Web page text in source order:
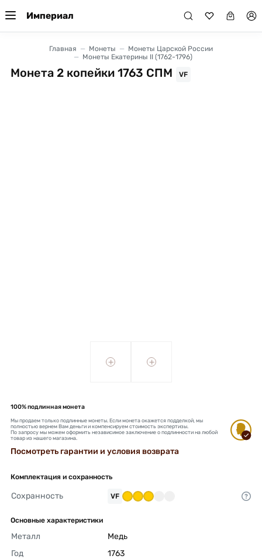
Империал
Главная Монеты
Монеты Царской России
Монеты Екатерины II (1762-1796)
Монета 2 копейки 1763 СПМ VF
+ +
100% подлинная монета
Мы продаем только подлинные монеты. Если монета окажется подделкой, мы
полностью вернем Вам деньги и компенсируем стоимость экспертизы.
По запросу мы можем оформить независимое заключение о подлинности на любой
товар из нашего магазина.
Посмотреть гарантии и условия возврата
Комплектация и сохранность
Сохранность VF
Основные характеристики
Металл
Медь
Год
1763